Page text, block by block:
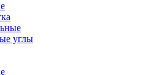
углы